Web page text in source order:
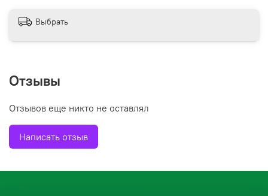
Выбрать
Отзывы
Отзывов еще никто не оставлял
Написать отзыв